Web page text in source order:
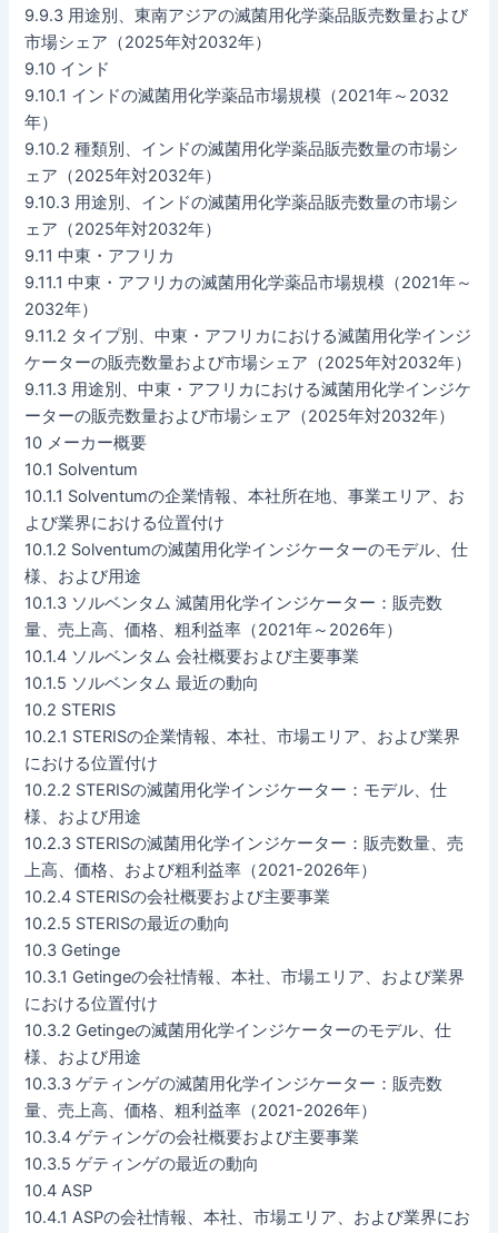
9.9.3 用途別、東南アジアの滅菌用化学薬品販売数量および
市場シェア（2025年対2032年）
9.10 インド
9.10.1 インドの滅菌用化学薬品市場規模（2021年～2032
年）
9.10.2 種類別、インドの滅菌用化学薬品販売数量の市場シ
ェア（2025年対2032年）
9.10.3 用途別、インドの滅菌用化学薬品販売数量の市場シ
ェア（2025年対2032年）
9.11 中東・アフリカ
9.11.1 中東・アフリカの滅菌用化学薬品市場規模（2021年～
2032年）
9.11.2 タイプ別、中東・アフリカにおける滅菌用化学インジ
ケーターの販売数量および市場シェア（2025年対2032年）
9.11.3 用途別、中東・アフリカにおける滅菌用化学インジケ
ーターの販売数量および市場シェア（2025年対2032年）
10 メーカー概要
10.1 Solventum
10.1.1 Solventumの企業情報、本社所在地、事業エリア、お
よび業界における位置付け
10.1.2 Solventumの滅菌用化学インジケーターのモデル、仕
様、および用途
10.1.3 ソルベンタム 滅菌用化学インジケーター：販売数
量、売上高、価格、粗利益率（2021年～2026年）
10.1.4 ソルベンタム 会社概要および主要事業
10.1.5 ソルベンタム 最近の動向
10.2 STERIS
10.2.1 STERISの企業情報、本社、市場エリア、および業界
における位置付け
10.2.2 STERISの滅菌用化学インジケーター：モデル、仕
様、および用途
10.2.3 STERISの滅菌用化学インジケーター：販売数量、売
上高、価格、および粗利益率（2021-2026年）
10.2.4 STERISの会社概要および主要事業
10.2.5 STERISの最近の動向
10.3 Getinge
10.3.1 Getingeの会社情報、本社、市場エリア、および業界
における位置付け
10.3.2 Getingeの滅菌用化学インジケーターのモデル、仕
様、および用途
10.3.3 ゲティンゲの滅菌用化学インジケーター：販売数
量、売上高、価格、粗利益率（2021-2026年）
10.3.4 ゲティンゲの会社概要および主要事業
10.3.5 ゲティンゲの最近の動向
10.4 ASP
10.4.1 ASPの会社情報、本社、市場エリア、および業界にお